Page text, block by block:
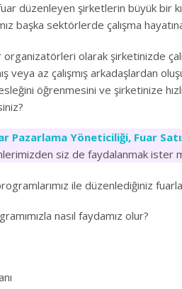
düzenleyen şirketlerin büyük bir
başka sektörlerde çalışma
olarak şirketinizde
veya az çalışmış arkadaşlardan
öğrenmesini ve şirketinize
Pazarlama Yöneticiliği, Fuar
siz de faydalanmak ister
ile düzenlediğiniz
nasıl faydamız olur?